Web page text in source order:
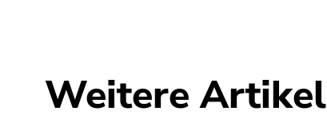
Weitere Artikel